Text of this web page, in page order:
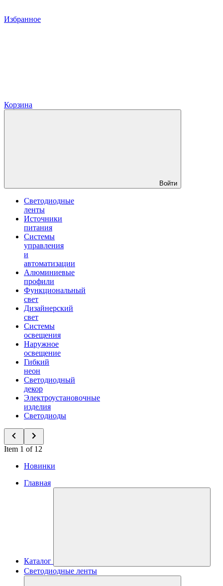
Избранное
Корзина
Войти
Светодиодные
ленты
Источники
питания
Системы
управления
и
автоматизации
Алюминиевые
профили
Функциональный
свет
Дизайнерский
свет
Системы
освещения
Наружное
освещение
Гибкий
неон
Светодиодный
декор
Электроустановочные
изделия
Светодиоды
Item 1 of 12
Новинки
Главная
Каталог
Светодиодные ленты